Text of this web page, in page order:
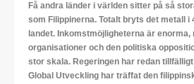
Få andra länder i världen sitter på så
som Filippinerna. Totalt bryts det metall i
landet. Inkomstmöjligheterna är enorma,
organisationer och den politiska
stor skala. Regeringen har redan
Global Utveckling har träffat den